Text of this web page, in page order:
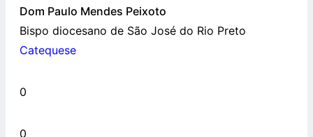
Dom Paulo Mendes Peixoto
Bispo diocesano de São José do Rio Preto
Catequese
0
0